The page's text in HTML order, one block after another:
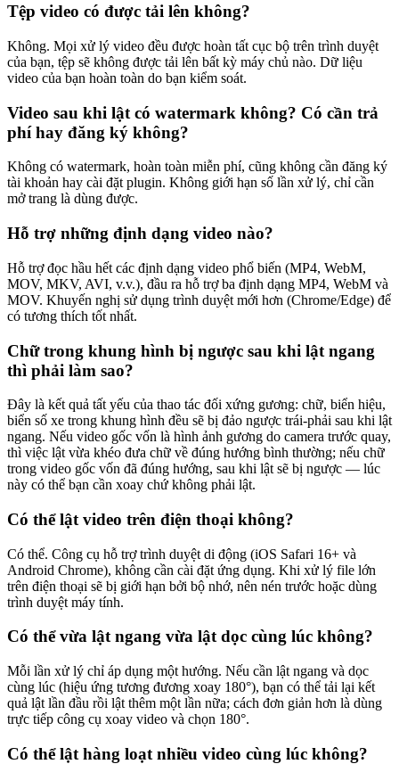
Tệp video có được tải lên không?
Không. Mọi xử lý video đều được hoàn tất cục bộ trên trình duyệt
của bạn, tệp sẽ không được tải lên bất kỳ máy chủ nào. Dữ liệu
video của bạn hoàn toàn do bạn kiểm soát.
Video sau khi lật có watermark không? Có cần trả
phí hay đăng ký không?
Không có watermark, hoàn toàn miễn phí, cũng không cần đăng ký
tài khoản hay cài đặt plugin. Không giới hạn số lần xử lý, chỉ cần
mở trang là dùng được.
Hỗ trợ những định dạng video nào?
Hỗ trợ đọc hầu hết các định dạng video phổ biến (MP4, WebM,
MOV, MKV, AVI, v.v.), đầu ra hỗ trợ ba định dạng MP4, WebM và
MOV. Khuyến nghị sử dụng trình duyệt mới hơn (Chrome/Edge) để
có tương thích tốt nhất.
Chữ trong khung hình bị ngược sau khi lật ngang
thì phải làm sao?
Đây là kết quả tất yếu của thao tác đối xứng gương: chữ, biển hiệu,
biển số xe trong khung hình đều sẽ bị đảo ngược trái-phải sau khi lật
ngang. Nếu video gốc vốn là hình ảnh gương do camera trước quay,
thì việc lật vừa khéo đưa chữ về đúng hướng bình thường; nếu chữ
trong video gốc vốn đã đúng hướng, sau khi lật sẽ bị ngược — lúc
này có thể bạn cần xoay chứ không phải lật.
Có thể lật video trên điện thoại không?
Có thể. Công cụ hỗ trợ trình duyệt di động (iOS Safari 16+ và
Android Chrome), không cần cài đặt ứng dụng. Khi xử lý file lớn
trên điện thoại sẽ bị giới hạn bởi bộ nhớ, nên nén trước hoặc dùng
trình duyệt máy tính.
Có thể vừa lật ngang vừa lật dọc cùng lúc không?
Mỗi lần xử lý chỉ áp dụng một hướng. Nếu cần lật ngang và dọc
cùng lúc (hiệu ứng tương đương xoay 180°), bạn có thể tải lại kết
quả lật lần đầu rồi lật thêm một lần nữa; cách đơn giản hơn là dùng
trực tiếp công cụ xoay video và chọn 180°.
Có thể lật hàng loạt nhiều video cùng lúc không?